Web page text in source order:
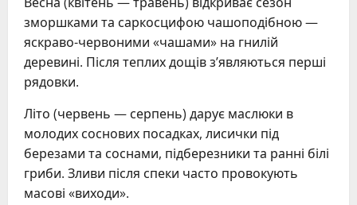
зморшками та саркосцифою чашоподібною —
яскраво-червоними «чашами» на гнилій
деревині. Після теплих дощів з’являються перші
рядовки.
Літо (червень — серпень) дарує маслюки в
молодих соснових посадках, лисички під
березами та соснами, підберезники та ранні білі
гриби. Зливи після спеки часто провокують
масові «виходи».